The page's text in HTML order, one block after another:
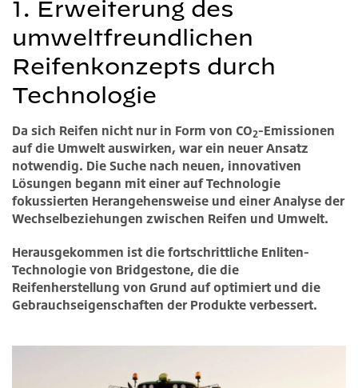
1. Erweiterung des
umweltfreundlichen
Reifenkonzepts durch
Technologie
Da sich Reifen nicht nur in Form von CO2-Emissionen
auf die Umwelt auswirken, war ein neuer Ansatz
notwendig. Die Suche nach neuen, innovativen
Lösungen begann mit einer auf Technologie
fokussierten Herangehensweise und einer Analyse der
Wechselbeziehungen zwischen Reifen und Umwelt.
Herausgekommen ist die fortschrittliche Enliten-
Technologie von Bridgestone, die die
Reifenherstellung von Grund auf optimiert und die
Gebrauchseigenschaften der Produkte verbessert.